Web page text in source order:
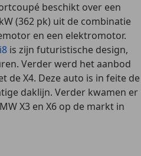
beschikt over een
(362 pk) uit de combinatie
en een elektromotor.
is zijn futuristische design,
Verder werd het aanbod
de X4. Deze auto is in feite de
daklijn. Verder kwamen er
X3 en X6 op de markt in